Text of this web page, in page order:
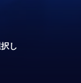
し